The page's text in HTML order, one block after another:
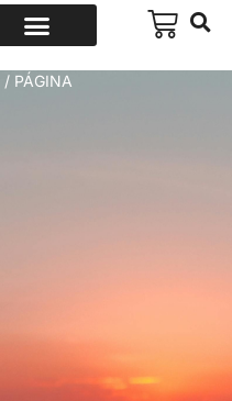
/ PÁGINA